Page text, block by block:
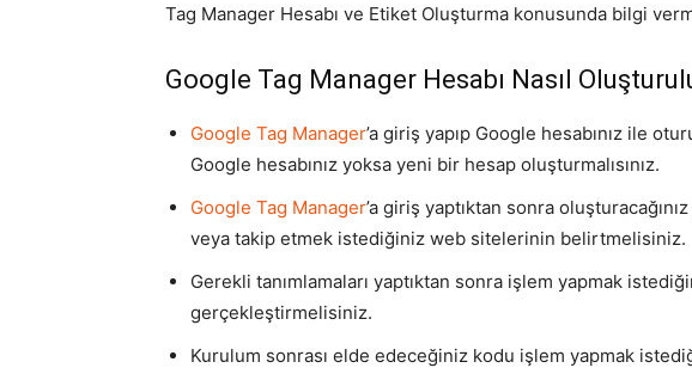
Tag Manager Hesabı ve Etiket Oluşturma konusunda bilgi
Google Tag Manager Hesabı Nasıl
Google Tag Manager’a giriş yapıp Google hesabınız ile
Google hesabınız yoksa yeni bir hesap oluşturmalısınız.
Google Tag Manager’a giriş yaptıktan sonra
veya takip etmek istediğiniz web sitelerinin belirtmelisiniz.
Gerekli tanımlamaları yaptıktan sonra işlem yapmak
gerçekleştirmelisiniz.
Kurulum sonrası elde edeceğiniz kodu işlem yapmak